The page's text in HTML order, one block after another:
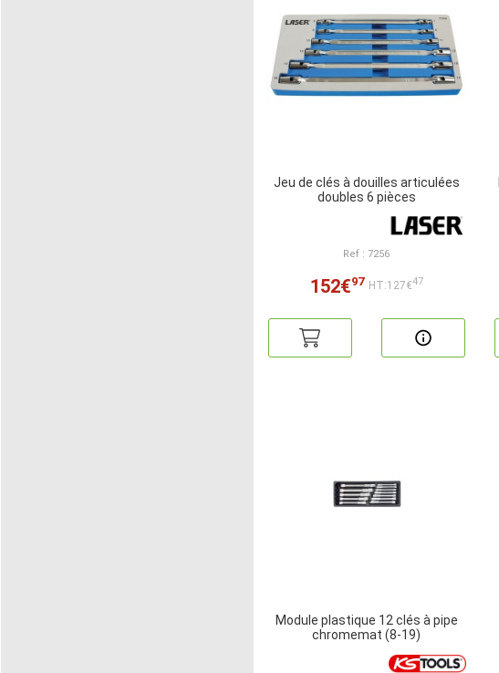
Jeu de clés à douilles articulées
doubles 6 pièces
Ref : 7256
152€97 HT:127€47
Module plastique 12 clés à pipe
chromemat (8-19)